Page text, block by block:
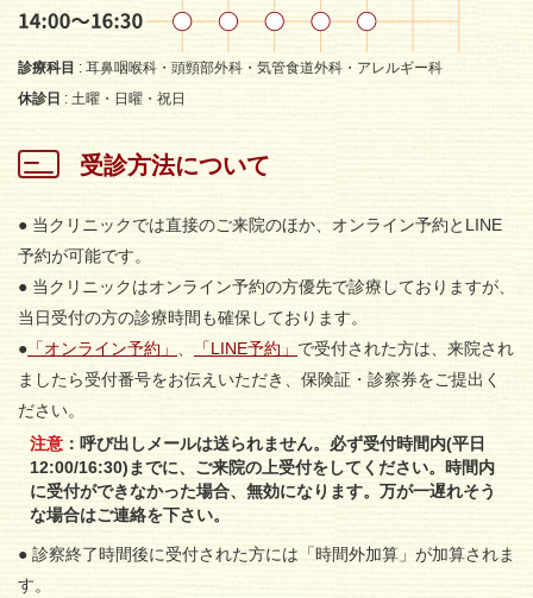
診療科目 : 耳鼻咽喉科・頭頸部外科・気管食道外科・アレルギー科
休診日 : 土曜・日曜・祝日
受診方法について
● 当クリニックでは直接のご来院のほか、オンライン予約とLINE
予約が可能です。
● 当クリニックはオンライン予約の方優先で診療しておりますが、
当日受付の方の診療時間も確保しております。
● 「オンライン予約」 「LINE予約」 で受付された方は、来院され
ましたら受付番号をお伝えいただき、保険証・診察券をご提出く
ださい。
注意 ：呼び出しメールは送られません。必ず受付時間内(平日
12:00/16:30)までに、ご来院の上受付をしてください。時間内
に受付ができなかった場合、無効になります。万が一遅れそう
な場合はご連絡を下さい。
● 診察終了時間後に受付された方には「時間外加算」が加算されま
す。